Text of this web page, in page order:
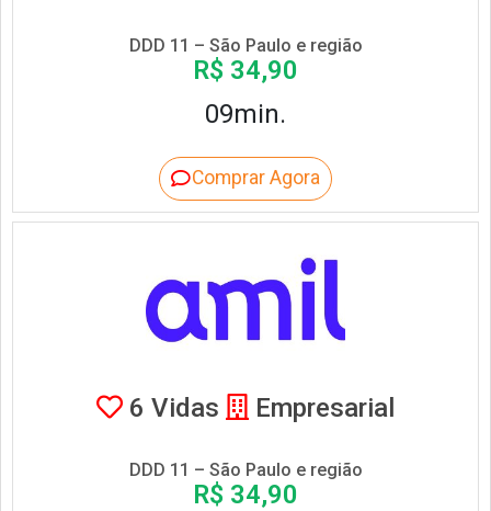
DDD 11 – São Paulo e região
R$ 34,90
09min.
Comprar Agora
6 Vidas Empresarial
DDD 11 – São Paulo e região
R$ 34,90